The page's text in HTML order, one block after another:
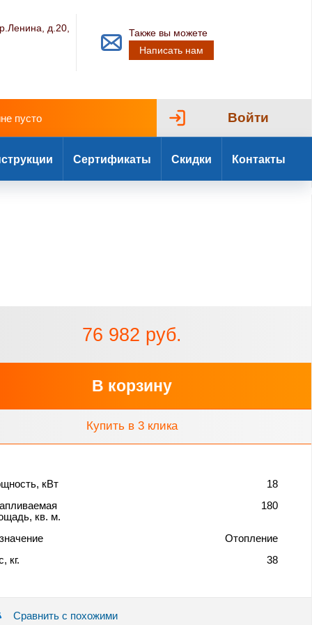
д.20,
Также вы можете
Написать нам
пусто Войти
Сертификаты Скидки Контакты
76 982 руб.
В корзину
Купить в 3 клика
кВт
18
кв. м.
180
Отопление
кг.
38
Сравнить с похожими